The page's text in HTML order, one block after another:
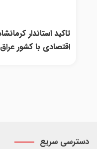
تاکید استاندار
اقتصادی با کشور عراق
دسترسی سریع